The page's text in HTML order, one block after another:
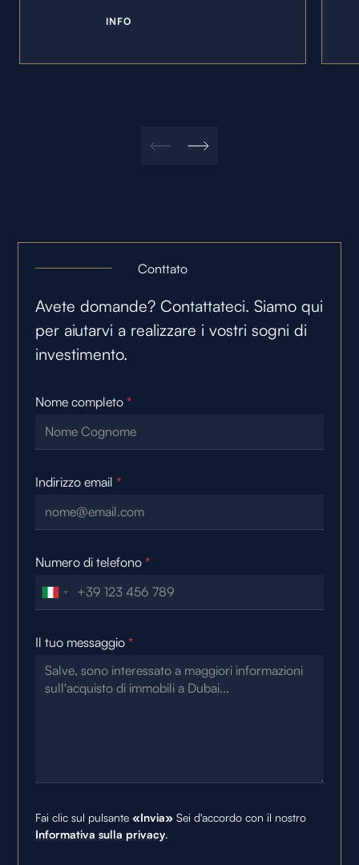
IN FO
Conttato
Avete domande? Contattateci. Siamo qui
per aiutarvi a realizzare i vostri sogni di
investimento.
Nome completo *
Indirizzo email *
Numero di telefono *
Il tuo messaggio *
Fai clic sul pulsante «Invia»Sei d'accordo con il nostro
Informativa sulla privacy.